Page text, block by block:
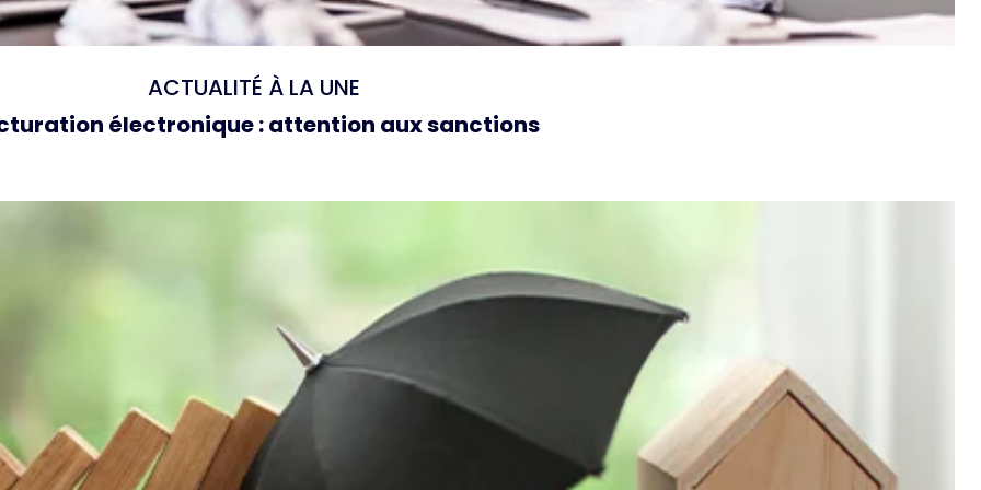
ACTUALITÉ À LA UNE
électronique : attention aux sanctions